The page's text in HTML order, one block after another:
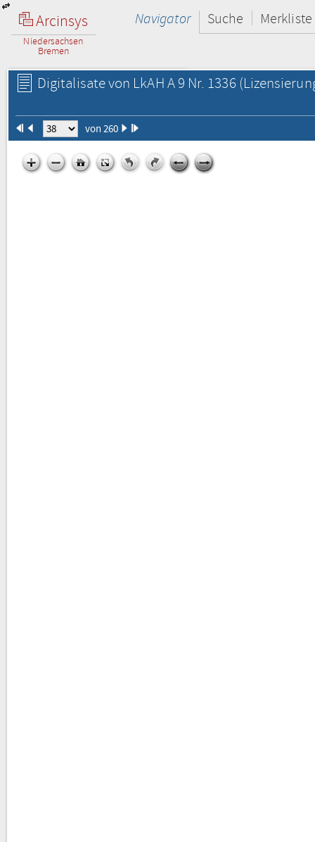
Arcinsys
Niedersachsen
Bremen
Navigator Suche Merkliste
Digitalisate von LkAH A 9 Nr. 1336
von 260